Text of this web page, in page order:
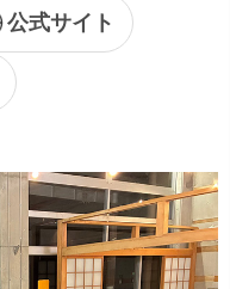
公式サイト